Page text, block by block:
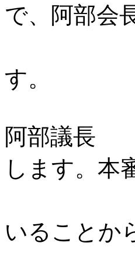
で、阿部会
し
阿部議長
します。本
本日は
いることか